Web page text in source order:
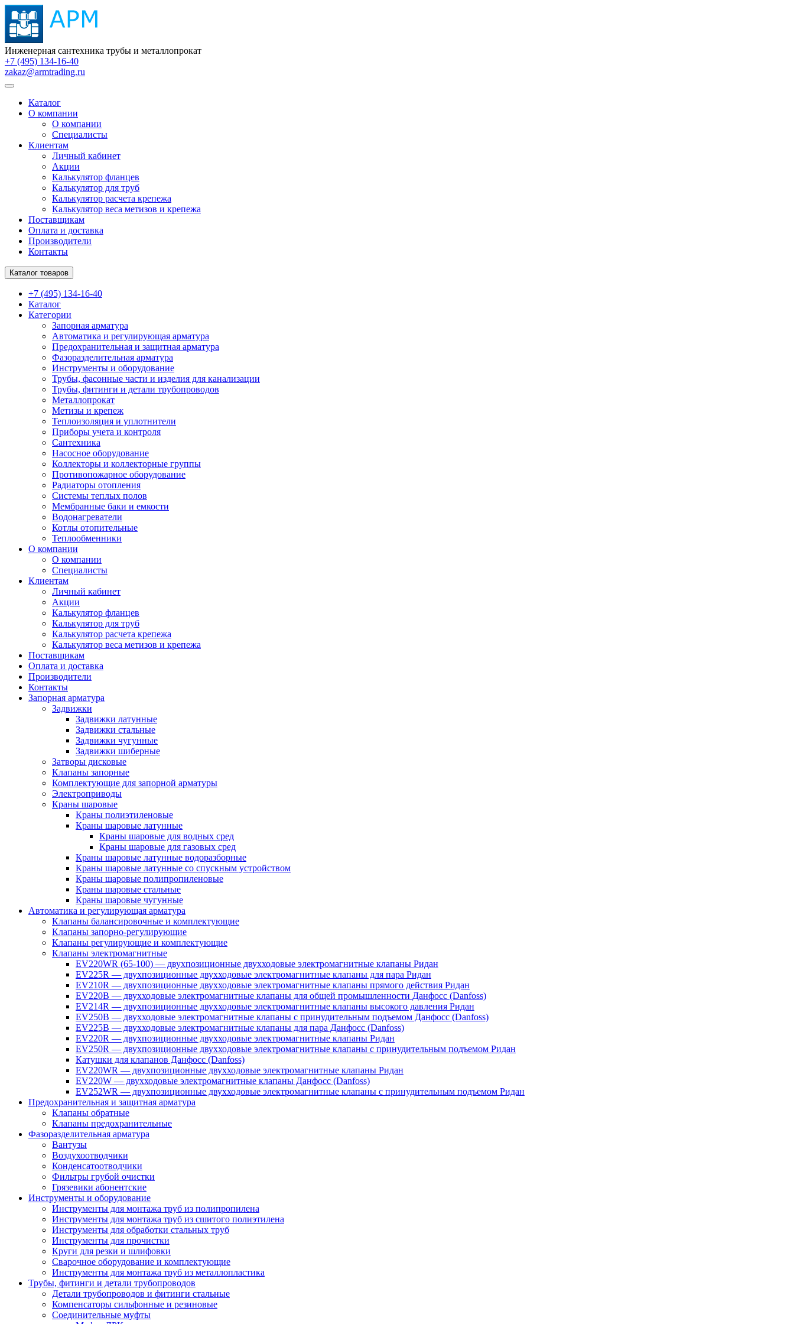
Инженерная сантехника трубы и металлопрокат
+7 (495) 134-16-40
zakaz@armtrading.ru
Каталог
О компании
О компании
Специалисты
Клиентам
Личный кабинет
Акции
Калькулятор фланцев
Калькулятор для труб
Калькулятор расчета крепежа
Калькулятор веса метизов и крепежа
Поставщикам
Оплата и доставка
Производители
Контакты
Каталог товаров
+7 (495) 134-16-40
Каталог
Категории
Запорная арматура
Автоматика и регулирующая арматура
Предохранительная и защитная арматура
Фазоразделительная арматура
Инструменты и оборудование
Трубы, фасонные части и изделия для канализации
Трубы, фитинги и детали трубопроводов
Металлопрокат
Метизы и крепеж
Теплоизоляция и уплотнители
Приборы учета и контроля
Сантехника
Насосное оборудование
Коллекторы и коллекторные группы
Противопожарное оборудование
Радиаторы отопления
Системы теплых полов
Мембранные баки и емкости
Водонагреватели
Котлы отопительные
Теплообменники
О компании
О компании
Специалисты
Клиентам
Личный кабинет
Акции
Калькулятор фланцев
Калькулятор для труб
Калькулятор расчета крепежа
Калькулятор веса метизов и крепежа
Поставщикам
Оплата и доставка
Производители
Контакты
Запорная арматура
Задвижки
Задвижки латунные
Задвижки стальные
Задвижки чугунные
Задвижки шиберные
Затворы дисковые
Клапаны запорные
Комплектующие для запорной арматуры
Электроприводы
Краны шаровые
Краны полиэтиленовые
Краны шаровые латунные
Краны шаровые для водных сред
Краны шаровые для газовых сред
Краны шаровые латунные водоразборные
Краны шаровые латунные со спускным устройством
Краны шаровые полипропиленовые
Краны шаровые стальные
Краны шаровые чугунные
Автоматика и регулирующая арматура
Клапаны балансировочные и комплектующие
Клапаны запорно-регулирующие
Клапаны регулирующие и комплектующие
Клапаны электромагнитные
EV220WR (65-100) — двухпозиционные двухходовые электромагнитные клапаны Ридан
EV225R — двухпозиционные двухходовые электромагнитные клапаны для пара Ридан
EV210R — двухпозиционные двухходовые электромагнитные клапаны прямого действия Ридан
EV220B — двухходовые электромагнитные клапаны для общей промышленности Данфосс (Danfoss)
EV214R — двухпозиционные двухходовые электромагнитные клапаны высокого давления Ридан
EV250B — двухходовые электромагнитные клапаны с принудительным подъемом Данфосс (Danfoss)
EV225B — двухходовые электромагнитные клапаны для пара Данфосс (Danfoss)
EV220R — двухпозиционные двухходовые электромагнитные клапаны Ридан
EV250R — двухпозиционные двухходовые электромагнитные клапаны с принудительным подъемом Ридан
Катушки для клапанов Данфосс (Danfoss)
EV220WR — двухпозиционные двухходовые электромагнитные клапаны Ридан
EV220W — двухходовые электромагнитные клапаны Данфосс (Danfoss)
EV252WR — двухпозиционные двухходовые электромагнитные клапаны с принудительным подъемом Ридан
Предохранительная и защитная арматура
Клапаны обратные
Клапаны предохранительные
Фазоразделительная арматура
Вантузы
Воздухоотводчики
Конденсатоотводчики
Фильтры грубой очистки
Грязевики абонентские
Инструменты и оборудование
Инструменты для монтажа труб из полипропилена
Инструменты для монтажа труб из сшитого полиэтилена
Инструменты для обработки стальных труб
Инструменты для прочистки
Круги для резки и шлифовки
Сварочное оборудование и комплектующие
Инструменты для монтажа труб из металлопластика
Трубы, фитинги и детали трубопроводов
Детали трубопроводов и фитинги стальные
Компенсаторы сильфонные и резиновые
Соединительные муфты